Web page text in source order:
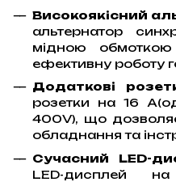
Високоякісний
альтернатор
мідною
ефективну роботу
Додаткові
розетки на 16
400V), що
обладнання та
Сучасний LED-
LED-дисплей